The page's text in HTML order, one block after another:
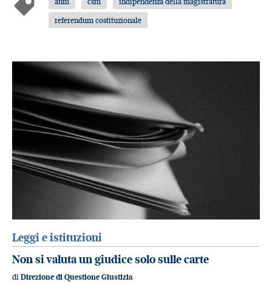
referendum costituzionale
Leggi e istituzioni
Non si valuta un giudice solo sulle carte
di Direzione di Questione Giustizia